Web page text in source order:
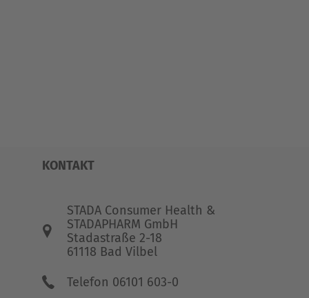
KONTAKT
STADA Consumer Health &
STADAPHARM GmbH
Stadastraße 2-18
61118 Bad Vilbel
Telefon 06101 603-0